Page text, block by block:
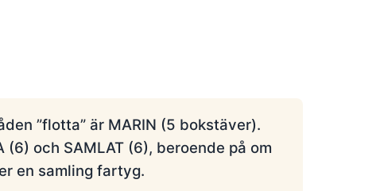
”flotta” är MARIN (5 bokstäver).
(6) och SAMLAT (6), beroende på om
en samling fartyg.